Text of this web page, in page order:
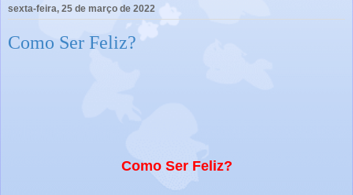
sexta-feira, 25 de março de 2022
Como Ser Feliz?
Como Ser Feliz?